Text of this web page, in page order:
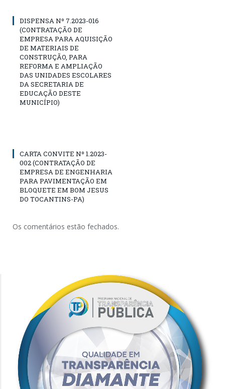
DISPENSA Nº 7.2023-016
(CONTRATAÇÃO DE
EMPRESA PARA AQUISIÇÃO
DE MATERIAIS DE
CONSTRUÇÃO, PARA
REFORMA E AMPLIAÇÃO
DAS UNIDADES ESCOLARES
DA SECRETARIA DE
EDUCAÇÃO DESTE
MUNICÍPIO)
CARTA CONVITE Nº 1.2023-
002 (CONTRATAÇÃO DE
EMPRESA DE ENGENHARIA
PARA PAVIMENTAÇÃO EM
BLOQUETE EM BOM JESUS
DO TOCANTINS-PA)
Os comentários estão fechados.